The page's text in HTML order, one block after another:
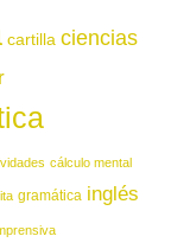
cartilla ciencias
cálculo mental
gramática inglés